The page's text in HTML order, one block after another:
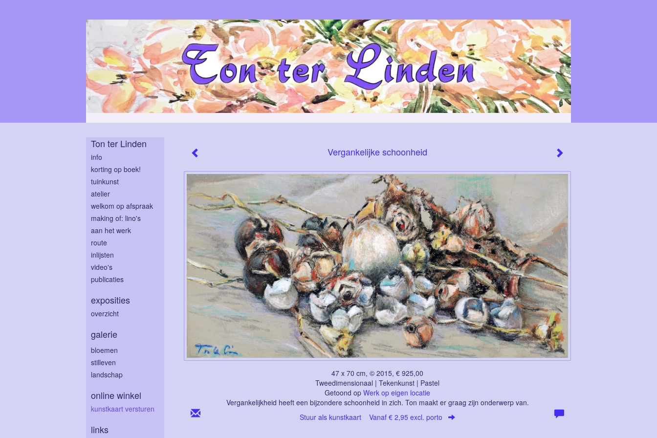
Vergankelijke schoonheid
47 x 70 cm, © 2015, € 925,00
Tweedimensionaal | Tekenkunst | Pastel
Getoond op Werk op eigen locatie
Vergankelijkheid heeft een bijzondere schoonheid in zich. Ton maakt er graag zijn onderwerp van.
Stuur als kunstkaart Vanaf € 2,95 excl. porto
Ton ter Linden
info
korting op boek!
tuinkunst
atelier
welkom op afspraak
making of: lino's
aan het werk
route
inlijsten
video's
publicaties
exposities
overzicht
galerie
bloemen
stilleven
landschap
online winkel
kunstkaart versturen
links